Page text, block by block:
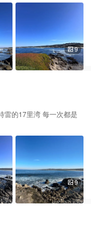
9
雷的17里湾 每一次都是
9